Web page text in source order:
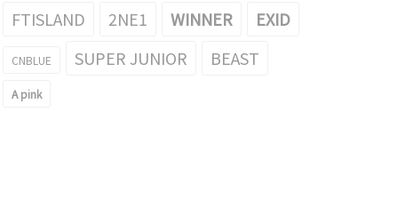
2015/02/27 2015/03/11
FTISLAND
2NE1 WINNER EXID
CNBLUE SUPER JUNIOR BEAST
A pink